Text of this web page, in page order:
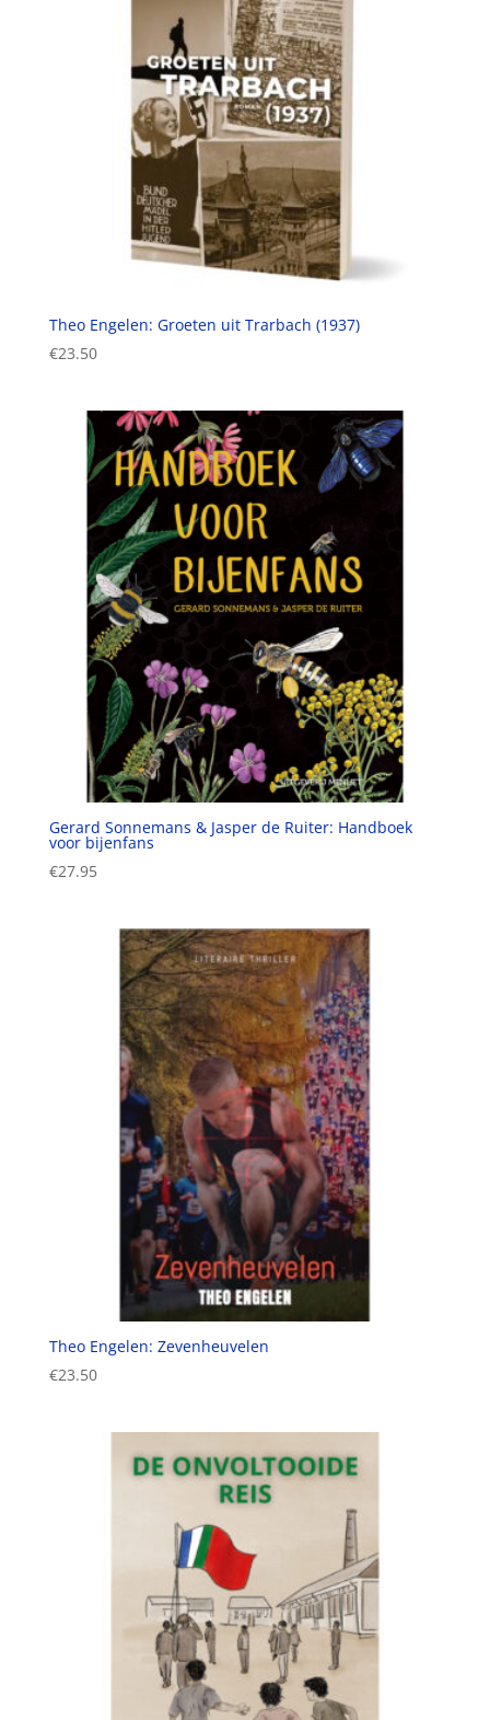
Theo Engelen: Groeten uit Trarbach (1937)
€23.50
Gerard Sonnemans & Jasper de Ruiter: Handboek
voor bijenfans
€27.95
Theo Engelen: Zevenheuvelen
€23.50